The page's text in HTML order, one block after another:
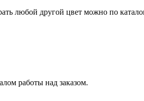
любой другой цвет можно по
работы над заказом.